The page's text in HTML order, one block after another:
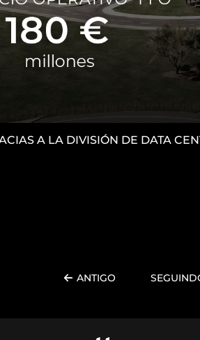
A LA DIVISIÓN DE DATA
ANTIGO